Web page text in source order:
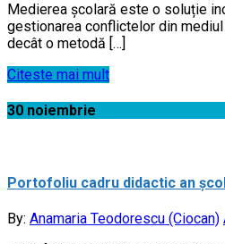
Medierea școlară este o soluție
gestionarea conflictelor din
decât o metodă […]
Citeste mai mult
30 noiembrie
Portofoliu cadru didactic an
By: Anamaria Teodorescu (Ciocan)